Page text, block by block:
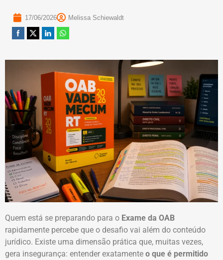
17/06/2026 Melissa Schiewaldt
Quem está se preparando para o Exame da OAB
rapidamente percebe que o desafio vai além do conteúdo
jurídico. Existe uma dimensão prática que, muitas vezes,
gera insegurança: entender exatamente o que é permitido